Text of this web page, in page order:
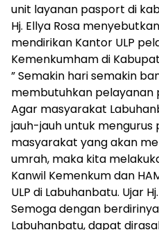
unit layanan pasport di
Hj. Ellya Rosa
mendirikan Kantor ULP
Kemenkumham di
” Semakin hari semakin
membutuhkan pelayanan
Agar masyarakat
jauh-jauh untuk
masyarakat yang akan
umrah, maka kita
Kanwil Kemenkum dan
ULP di Labuhanbatu. Ujar
Semoga dengan
Labuhanbatu, dapat